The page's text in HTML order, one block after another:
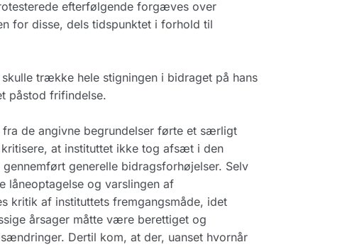
efterfølgende forgæves over
for disse, dels tidspunktet i forhold til
trække hele stigningen i bidraget på hans
påstod frifindelse.
de angivne begrundelser førte et særligt
at instituttet ikke tog afsæt i den
generelle bidragsforhøjelser. Selv
låneoptagelse og varslingen af
kritik af instituttets fremgangsmåde, idet
årsager måtte være berettiget og
Dertil kom, at der, uanset hvornår